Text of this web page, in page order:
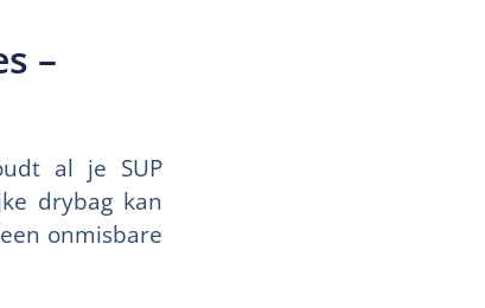
–
al je SUP
drybag kan
onmisbare